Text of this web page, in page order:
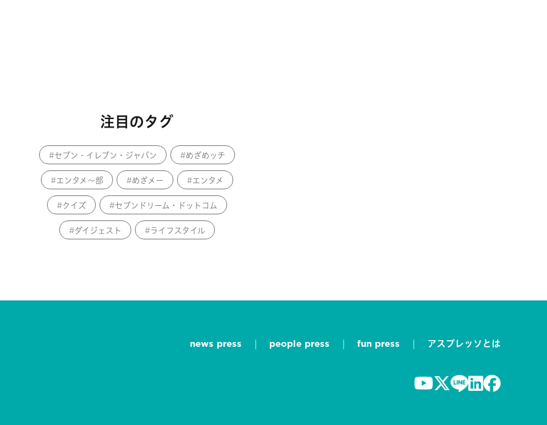
注目のタグ
セブン‐イレブン・ジャパン めざめッチ
エンタメ～部 めざメー エンタメ
クイズ セブンドリーム・ドットコム
ダイジェスト ライフスタイル
news press people press fun press アスプレッソとは